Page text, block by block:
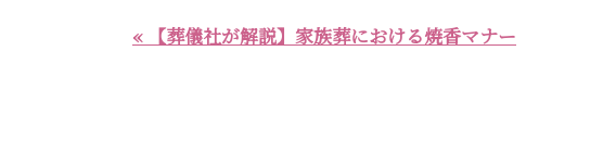
« 【葬儀社が解説】家族葬における焼香マナー